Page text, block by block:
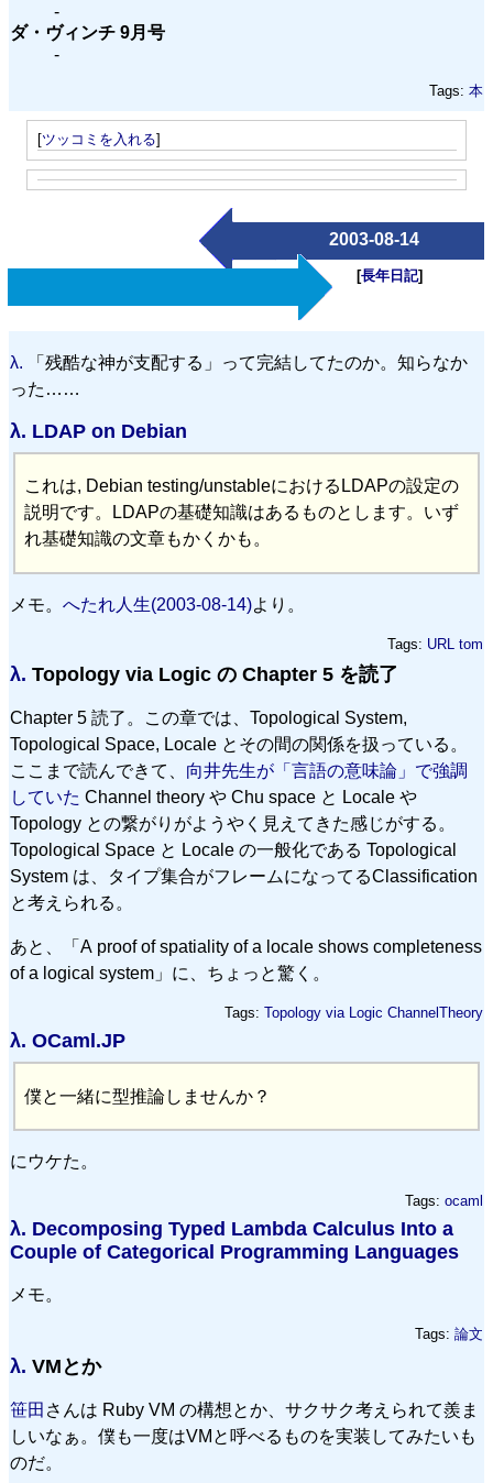
-
ダ・ヴィンチ 9月号
-
Tags: 本
[ツッコミを入れる]
2003-08-14
[長年日記]
λ. 「残酷な神が支配する」って完結してたのか。知らなか
った……
λ. LDAP on Debian
これは, Debian testing/unstableにおけるLDAPの設定の
説明です。LDAPの基礎知識はあるものとします。いず
れ基礎知識の文章もかくかも。
メモ。 へたれ人生(2003-08-14)より。
Tags: URL tom
λ. Topology via Logic の Chapter 5 を読了
Chapter 5 読了。この章では、Topological System,
Topological Space, Locale とその間の関係を扱っている。
ここまで読んできて、 向井先生が「言語の意味論」で強調
していた Channel theory や Chu space と Locale や
Topology との繋がりがようやく見えてきた感じがする。
Topological Space と Locale の一般化である Topological
System は、タイプ集合がフレームになってるClassification
と考えられる。
あと、「 A proof of spatiality of a locale shows completeness
of a logical system 」に、ちょっと驚く。
Tags: Topology via Logic ChannelTheory
λ. OCaml.JP
僕と一緒に型推論しませんか？
にウケた。
Tags: ocaml
λ. Decomposing Typed Lambda Calculus Into a
Couple of Categorical Programming Languages
メモ。
Tags: 論文
λ. VMとか
笹田 さんは Ruby VM の構想とか、サクサク考えられて羨ま
しいなぁ。僕も一度はVMと呼べるものを実装してみたいも
のだ。